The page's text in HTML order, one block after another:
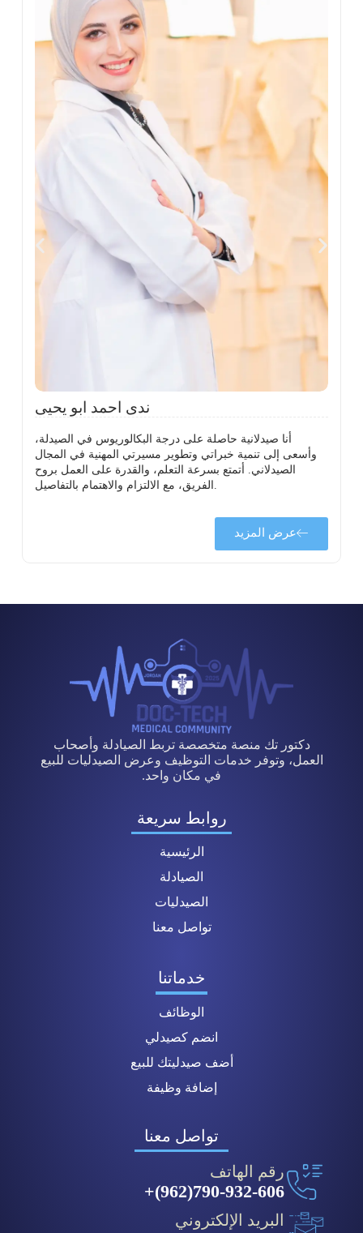
ندى احمد ابو يحيى
أنا صيدلانية حاصلة على درجة البكالوريوس في الصيدلة،
وأسعى إلى تنمية خبراتي وتطوير مسيرتي المهنية في المجال
الصيدلاني. أتمتع بسرعة التعلم، والقدرة على العمل بروح
الفريق، مع الالتزام والاهتمام بالتفاصيل.
عرض المزيد
دكتور تك منصة متخصصة تربط الصيادلة وأصحاب
العمل، وتوفر خدمات التوظيف وعرض الصيدليات للبيع
في مكان واحد.
روابط سريعة
الرئيسية
الصيادلة
الصيدليات
تواصل معنا
خدماتنا
الوظائف
انضم كصيدلي
أضف صيدليتك للبيع
إضافة وظيفة
تواصل معنا
رقم الهاتف
790-932-606(962)+
البريد الإلكتروني